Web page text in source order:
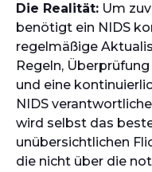
Die Realität: Um
benötigt ein NIDS
regelmäßige
Regeln,
und eine
NIDS
wird selbst das
unübersichtlichen
die nicht über die